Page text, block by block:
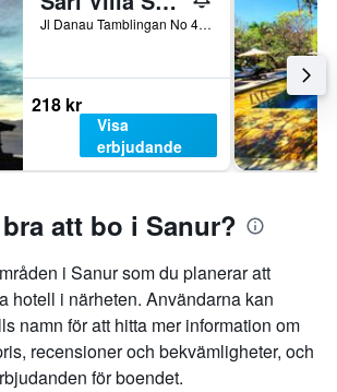
Jl Danau Tamblingan No 47 A, Denpasar, Indonesien
218 kr
Visa
erbjudande
att bo i Sanur?
i Sanur som du planerar att
hotell i närheten. Användarna kan
namn för att hitta mer information om
recensioner och bekvämligheter, och
för boendet.